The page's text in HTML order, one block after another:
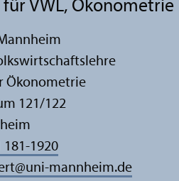
VWL, Ökonometrie
Ökonometrie
121/122
181-1920
@uni-mannheim.de